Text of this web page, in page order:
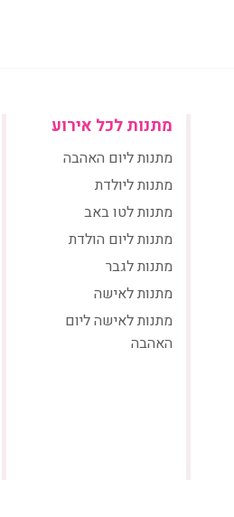
מתנות לכל אירוע
מתנות ליום האהבה
מתנות ליולדת
מתנות לטו באב
מתנות ליום הולדת
מתנות לגבר
מתנות לאישה
מתנות לאישה ליום
האהבה